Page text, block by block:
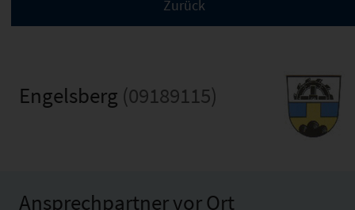
Engelsberg (09189115)
Ansprechpartner vor Ort